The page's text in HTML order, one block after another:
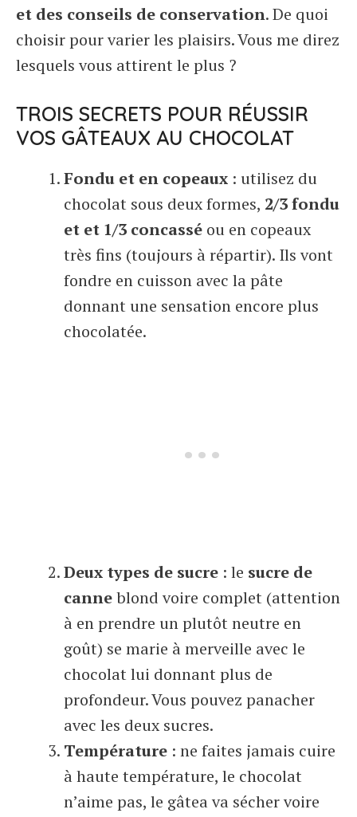
et des conseils de conservation. De quoi
choisir pour varier les plaisirs. Vous me direz
lesquels vous attirent le plus ?
TROIS SECRETS POUR RÉUSSIR
VOS GÂTEAUX AU CHOCOLAT
Fondu et en copeaux : utilisez du
chocolat sous deux formes, 2/3 fondu
et et 1/3 concassé ou en copeaux
très fins (toujours à répartir). Ils vont
fondre en cuisson avec la pâte
donnant une sensation encore plus
chocolatée.
Deux types de sucre : le sucre de
canneblond voire complet (attention
à en prendre un plutôt neutre en
goût) se marie à merveille avec le
chocolat lui donnant plus de
profondeur. Vous pouvez panacher
avec les deux sucres.
Température : ne faites jamais cuire
à haute température, le chocolat
n’aime pas, le gâtea va sécher voire